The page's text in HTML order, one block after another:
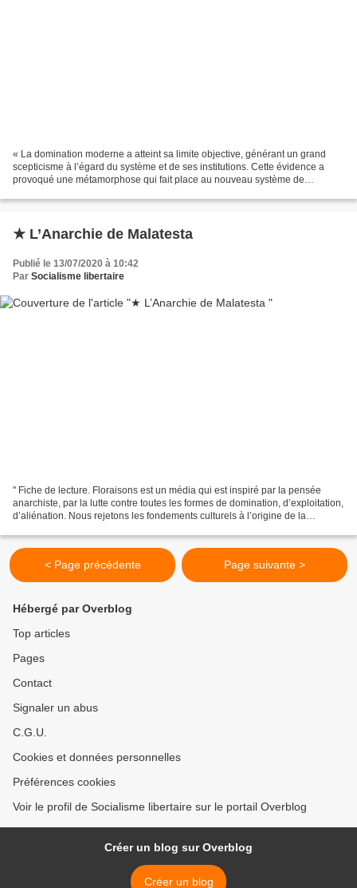
« La domination moderne a atteint sa limite objective, générant un grand
scepticisme à l’égard du système et de ses institutions. Cette évidence a
provoqué une métamorphose qui fait place au nouveau système de
★ L’Anarchie de Malatesta
Publié le 13/07/2020 à 10:42
Par Socialisme libertaire
" Fiche de lecture. Floraisons est un média qui est inspiré par la pensée
anarchiste, par la lutte contre toutes les formes de domination, d’exploitation,
d’aliénation. Nous rejetons les fondements culturels à l’origine de la
< Page précédente Page suivante >
Hébergé par Overblog
Top articles
Pages
Contact
Signaler un abus
C.G.U.
Cookies et données personnelles
Préférences cookies
Voir le profil de Socialisme libertaire sur le portail Overblog
Créer un blog sur Overblog
Créer un blog